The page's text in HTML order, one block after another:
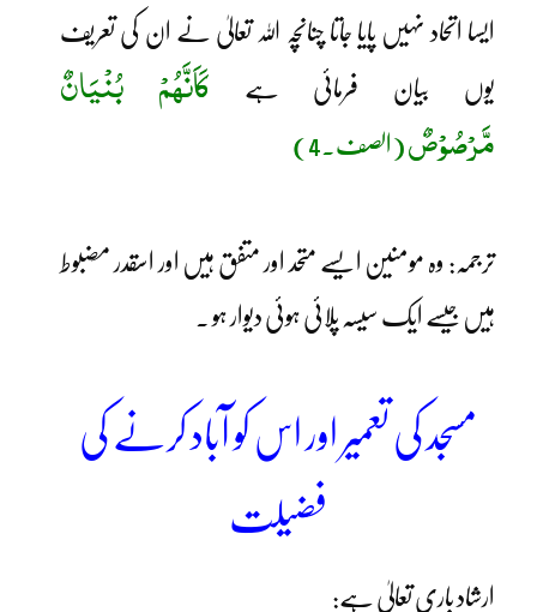
ایسا اتحاد نہیں پایا جاتا چنانچہ اللہ تعالیٰ نے ان کی تعریف
یوں بیان فرمائی ہے کَاَنَّھُمْ بُنْیَانٌ
مَّرْصُوْصٌ (الصف۔4)
ترجمہ: وہ مومنین ایسے متحد اور متفق ہیں اور اسقدر مضبوط
ہیں جیسے ایک سیسہ پلائی ہوئی دیوار ہو ۔
مسجد کی تعمیر اور اس کو آباد کرنے کی
فضیلت
ارشاد باری تعالیٰ ہے: